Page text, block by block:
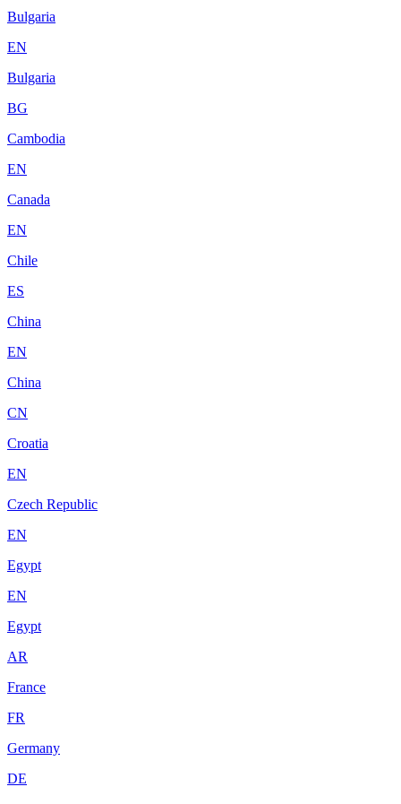
Bulgaria
EN
Bulgaria
BG
Cambodia
EN
Canada
EN
Chile
ES
China
EN
China
CN
Croatia
EN
Czech Republic
EN
Egypt
EN
Egypt
AR
France
FR
Germany
DE